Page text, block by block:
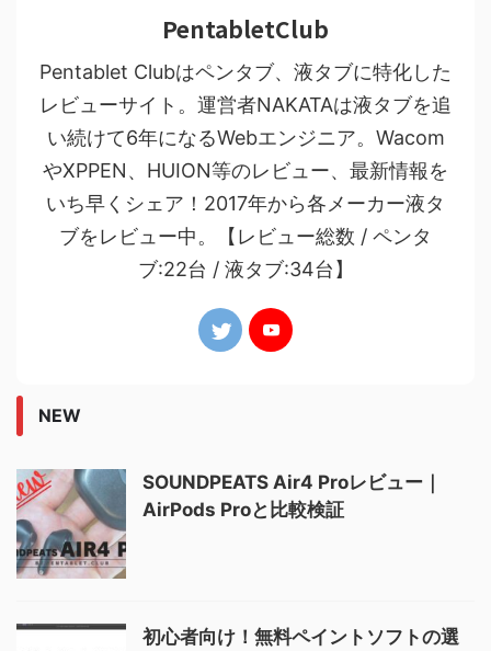
PentabletClub
Pentablet Clubはペンタブ、液タブに特化した
レビューサイト。運営者NAKATAは液タブを追
い続けて6年になるWebエンジニア。Wacom
やXPPEN、HUION等のレビュー、最新情報を
いち早くシェア！2017年から各メーカー液タ
ブをレビュー中。【レビュー総数 / ペンタ
ブ:22台 / 液タブ:34台】
NEW
SOUNDPEATS Air4 Proレビュー｜
AirPods Proと比較検証
初心者向け！無料ペイントソフトの選